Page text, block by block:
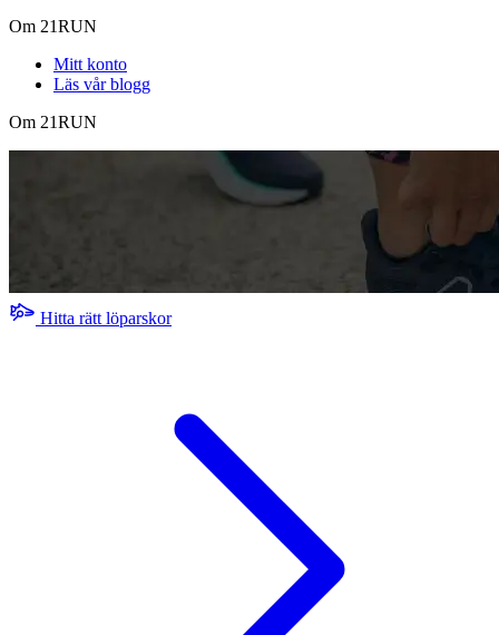
Om 21RUN
Mitt konto
Läs vår blogg
Om 21RUN
Hitta rätt löparskor